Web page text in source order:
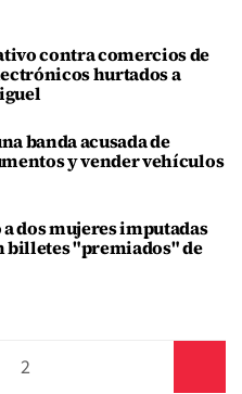
contra comercios de
hurtados a
banda acusada de
y vender vehículos
dos mujeres imputadas
billetes "premiados" de
2